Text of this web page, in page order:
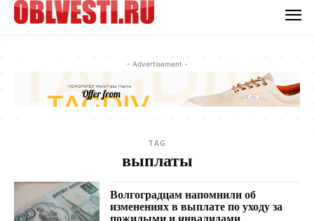
- Advertisement -
TAG
выплаты
Волгоградцам напомнили об
изменениях в выплате по уходу за